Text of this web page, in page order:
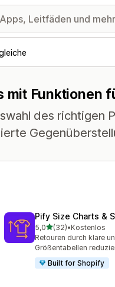
Funktionen
des richtigen
Pify Size Charts &
5,0von 5 Sternen
(32)
32 Rezensionen
•Kostenlos
Retouren durch klare
Größentabellen
Built for Shopify